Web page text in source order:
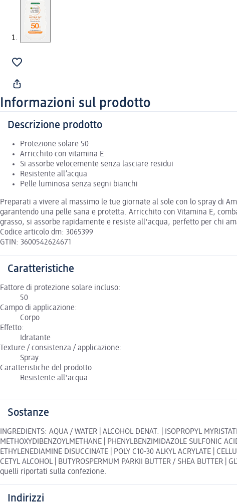
Informazioni sul prodotto
Descrizione prodotto
Protezione solare 50
Arricchito con vitamina E
Si assorbe velocemente senza lasciare residui
Resistente all’acqua
Pelle luminosa senza segni bianchi
Preparati a vivere al massimo le tue giornate al sole con lo spray di
garantendo una pelle sana e protetta. Arricchito con Vitamina E,
grasso, si assorbe rapidamente e resiste all'acqua, perfetto per chi
Codice articolo dm: 3065399
GTIN: 3600542624671
Caratteristiche
Fattore di protezione solare incluso:
50
Campo di applicazione:
Corpo
Effetto:
Idratante
Texture / consistenza / applicazione:
Spray
Caratteristiche del prodotto:
Resistente all'acqua
Sostanze
INGREDIENTS: AQUA / WATER | ALCOHOL DENAT. | ISOPROPYL
METHOXYDIBENZOYLMETHANE | PHENYLBENZIMIDAZOLE SULFONIC
ETHYLENEDIAMINE DISUCCINATE | POLY C10-30 ALKYL ACRYLATE |
CETYL ALCOHOL | BUTYROSPERMUM PARKII BUTTER / SHEA
quelli riportati sulla confezione.
Indirizzi